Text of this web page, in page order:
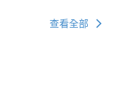
查看全部